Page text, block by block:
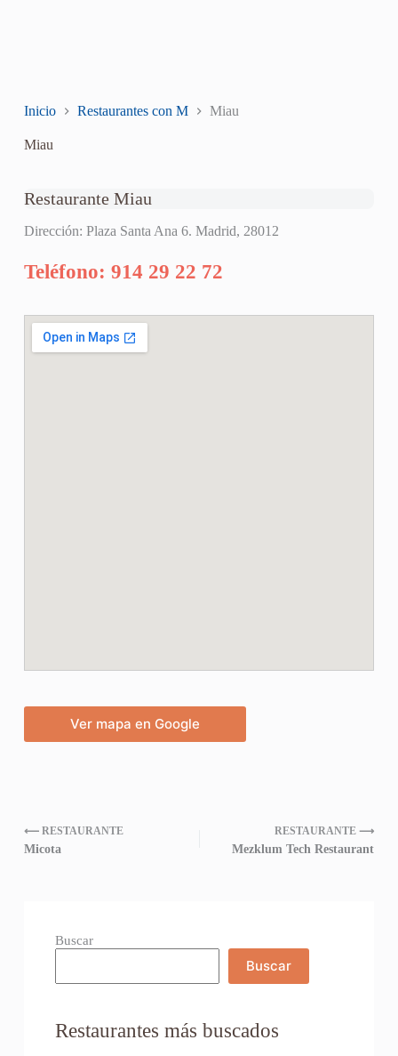
Inicio Restaurantes con M Miau
Miau
Restaurante Miau
Dirección: Plaza Santa Ana 6. Madrid, 28012
Teléfono: 914 29 22 72
Ver mapa en Google
⟵ RESTAURANTE
Micota
RESTAURANTE ⟶
Mezklum Tech Restaurant
Buscar
Buscar
Restaurantes más buscados